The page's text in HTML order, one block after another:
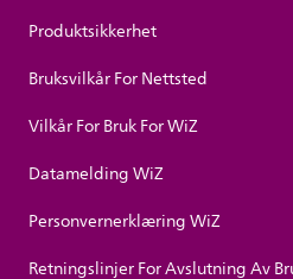
Produktsikkerhet
Bruksvilkår For Nettsted
Vilkår For Bruk For WiZ
Datamelding WiZ
Personvernerklæring WiZ
Retningslinjer For Avslutning Av